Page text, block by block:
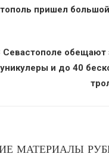
пришел
Севастополе обещают
и до 40
МАТЕРИАЛЫ